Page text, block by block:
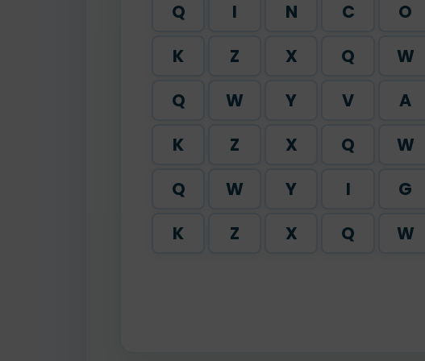
Q
I N C O
K
Z X Q W
Q
W Y V A
K
Z X Q W
Q
W Y I G
K
Z X Q W